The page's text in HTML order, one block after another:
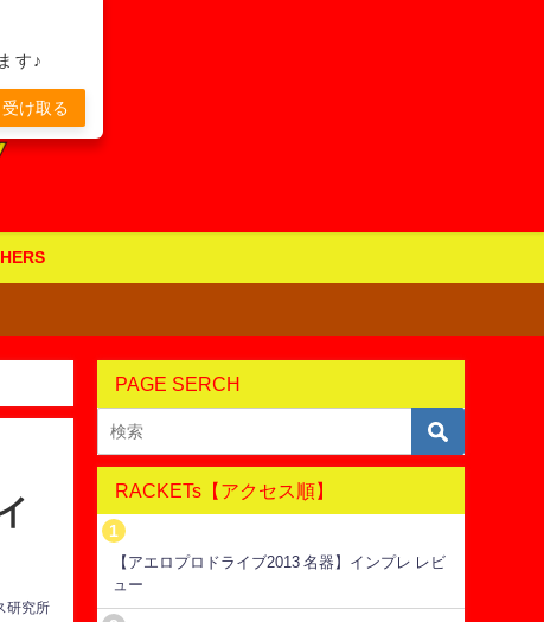
研究所
PAGE SERCH
RACKETs【アクセス順】
【アエロプロドライブ2013 名器】インプレ レビ
ュー
す♪
受け取る